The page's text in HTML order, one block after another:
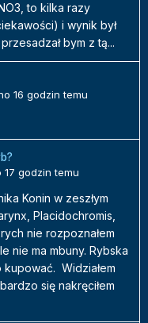
to kilka razy
i wynik był
bym z tą...
16 godzin temu
17 godzin temu
Konin w zeszłym
Placidochromis,
nie rozpoznałem
nie ma mbuny. Rybska
Widziałem
się nakręciłem